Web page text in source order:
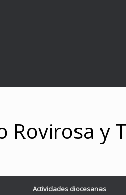
Rovirosa y
Actividades diocesanas